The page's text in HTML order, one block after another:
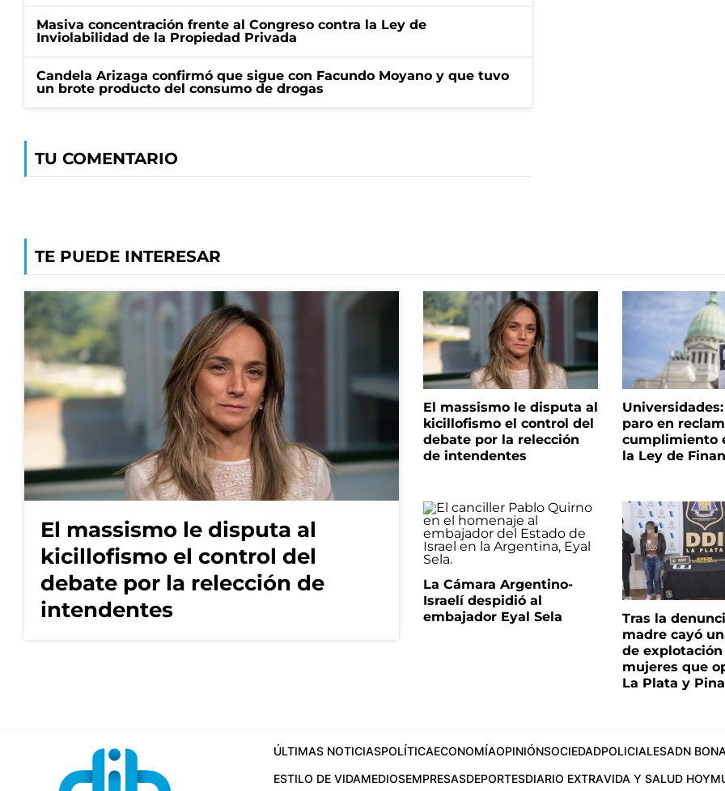
Masiva concentración frente al Congreso contra la Ley de
Inviolabilidad de la Propiedad Privada
Candela Arizaga confirmó que sigue con Facundo Moyano y que tuvo
un brote producto del consumo de drogas
TU COMENTARIO
TE PUEDE INTERESAR
El massismo le disputa al
kicillofismo el control del
debate por la relección de
intendentes
El massismo le disputa al
kicillofismo el control del
debate por la relección
de intendentes
paro en
cumplimiento
la Ley de
La Cámara Argentino-
Israelí despidió al
embajador Eyal Sela
Tras la
madre cayó
de explotación
mujeres que
La Plata y
ÚLTIMAS NOTICIASPOLÍTICAECONOMÍAOPINIÓNSOCIEDADPOLICIALESADN
ESTILO DE VIDAMEDIOSEMPRESASDEPORTESDIARIO EXTRAVIDA Y SALUD HOY